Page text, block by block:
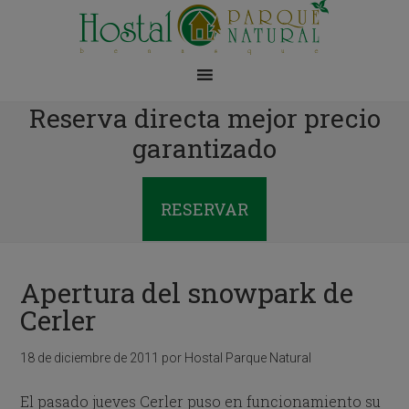
Reserva directa mejor precio
garantizado
RESERVAR
Apertura del snowpark de
Cerler
18 de diciembre de 2011 por Hostal Parque Natural
El pasado jueves Cerler puso en funcionamiento su